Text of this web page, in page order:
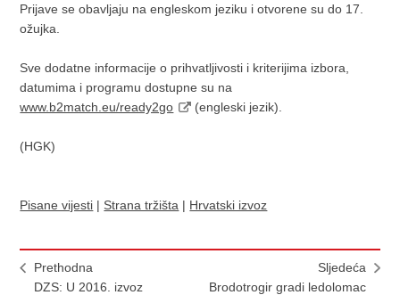
Prijave se obavljaju na engleskom jeziku i otvorene su do 17.
ožujka.
Sve dodatne informacije o prihvatljivosti i kriterijima izbora,
datumima i programu dostupne su na
www.b2match.eu/ready2go
(engleski jezik).
(HGK)
Pisane vijesti | Strana tržišta | Hrvatski izvoz
Prethodna
DZS: U 2016. izvoz
Sljedeća
Brodotrogir gradi ledolomac